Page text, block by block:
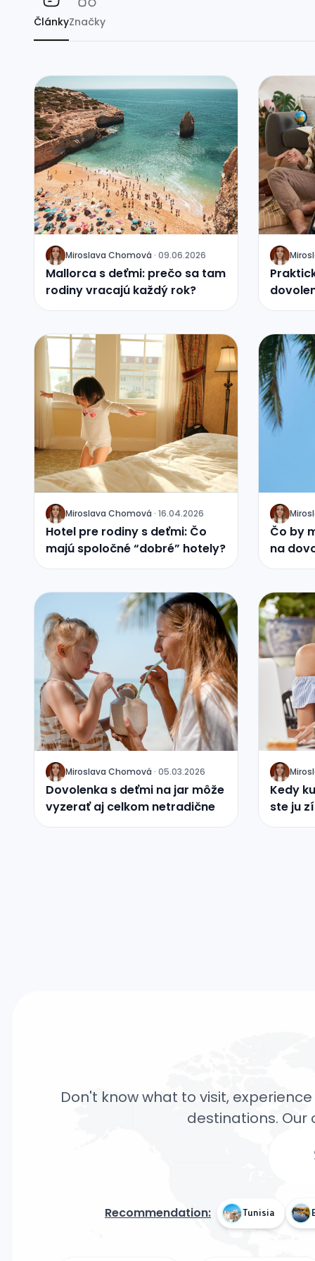
ČlánkyZnačky
J Miroslava Chomová · 09.06.2026
Mallorca s deťmi: prečo sa tam
rodiny vracajú každý rok?
J
čo
J Miroslava Chomová · 16.04.2026
Hotel pre rodiny s deťmi: Čo
majú spoločné “dobré” hotely?
J
Čo by
na
J Miroslava Chomová · 05.03.2026
Dovolenka s deťmi na jar môže
vyzerať aj celkom netradične
J
Kedy
ste ju
Don't know what to visit,
destinations. Our
Recommendation: Tunisia